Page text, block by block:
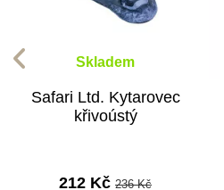
Skladem
Safari Ltd. Kytarovec
křivoústý
212 Kč 236 Kč